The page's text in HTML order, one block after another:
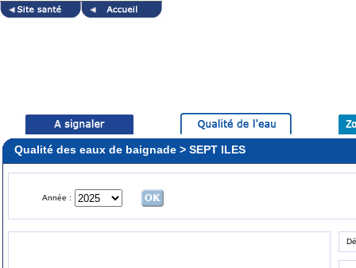
Qualité des eaux de baignade > SEPT ILES
Année :